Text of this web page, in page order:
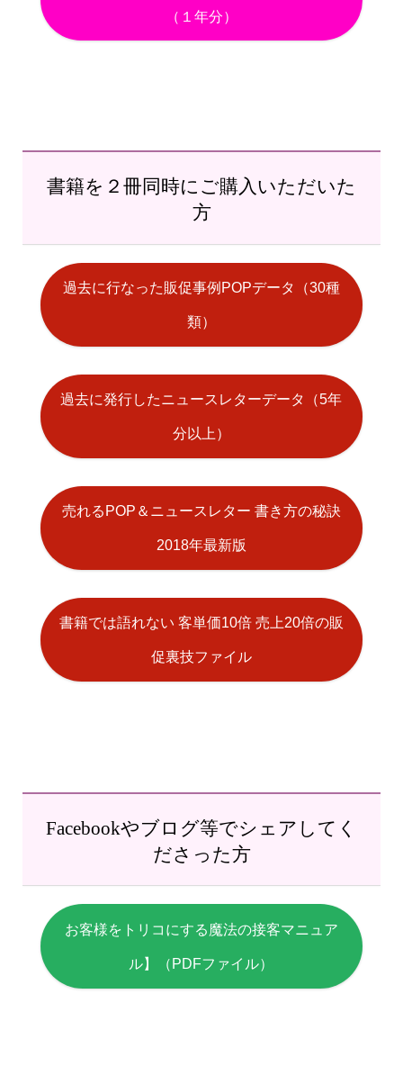
（１年分）
書籍を２冊同時にご購入いただいた
方
過去に行なった販促事例POPデータ（30種
類）
過去に発行したニュースレターデータ（5年
分以上）
売れるPOP＆ニュースレター 書き方の秘訣
2018年最新版
書籍では語れない 客単価10倍 売上20倍の販
促裏技ファイル
Facebookやブログ等でシェアしてく
ださった方
お客様をトリコにする魔法の接客マニュア
ル】（PDFファイル）